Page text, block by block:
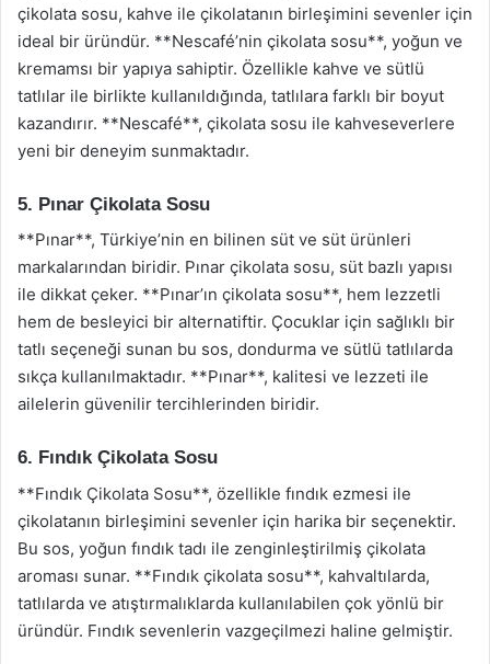
çikolata sosu, kahve ile çikolatanın birleşimini sevenler için
ideal bir üründür. **Nescafé’nin çikolata sosu**, yoğun ve
kremamsı bir yapıya sahiptir. Özellikle kahve ve sütlü
tatlılar ile birlikte kullanıldığında, tatlılara farklı bir boyut
kazandırır. **Nescafé**, çikolata sosu ile kahveseverlere
yeni bir deneyim sunmaktadır.
5. Pınar Çikolata Sosu
**Pınar**, Türkiye’nin en bilinen süt ve süt ürünleri
markalarından biridir. Pınar çikolata sosu, süt bazlı yapısı
ile dikkat çeker. **Pınar’ın çikolata sosu**, hem lezzetli
hem de besleyici bir alternatiftir. Çocuklar için sağlıklı bir
tatlı seçeneği sunan bu sos, dondurma ve sütlü tatlılarda
sıkça kullanılmaktadır. **Pınar**, kalitesi ve lezzeti ile
ailelerin güvenilir tercihlerinden biridir.
6. Fındık Çikolata Sosu
**Fındık Çikolata Sosu**, özellikle fındık ezmesi ile
çikolatanın birleşimini sevenler için harika bir seçenektir.
Bu sos, yoğun fındık tadı ile zenginleştirilmiş çikolata
aroması sunar. **Fındık çikolata sosu**, kahvaltılarda,
tatlılarda ve atıştırmalıklarda kullanılabilen çok yönlü bir
üründür. Fındık sevenlerin vazgeçilmezi haline gelmiştir.